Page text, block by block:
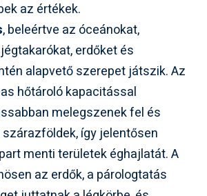
az értékek.
, beleértve az óceánokat,
erdőket és
alapvető szerepet játszik. Az
hőtároló kapacitással
melegszenek fel és
szárazföldek, így jelentősen
menti területek éghajlatát. A
az erdők, a párologtatás